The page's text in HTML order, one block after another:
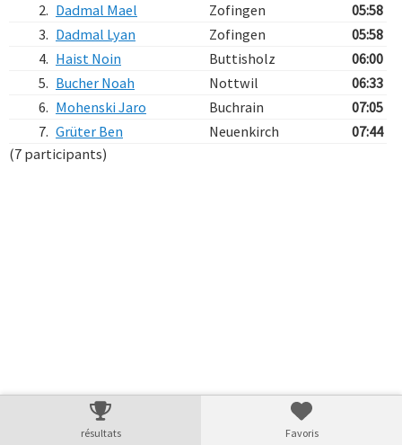
2. Dadmal Mael Zofingen
05:58
3. Dadmal Lyan Zofingen
05:58
4. Haist Noin Buttisholz
06:00
5. Bucher Noah Nottwil
06:33
6. Mohenski Jaro Buchrain
07:05
7. Grüter Ben Neuenkirch
07:44
(7 participants)
résultats Favoris